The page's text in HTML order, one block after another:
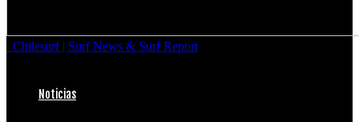
Chilesurf | Surf News & Surf Report
Noticias